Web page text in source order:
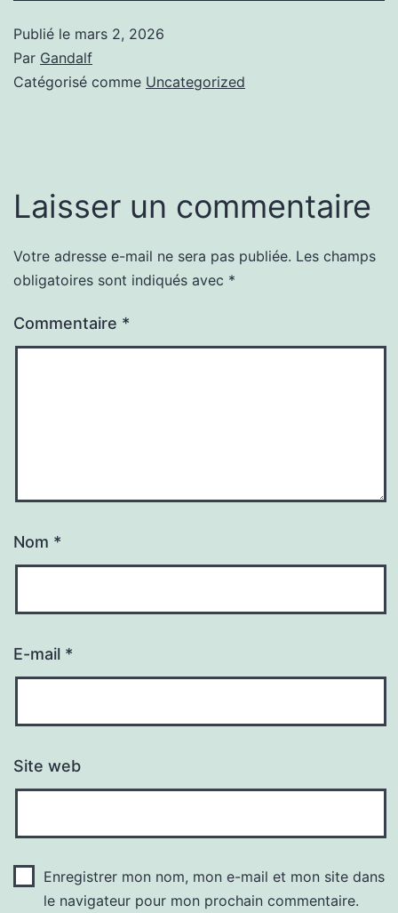
Publié le mars 2, 2026
Par Gandalf
Catégorisé comme Uncategorized
Laisser un commentaire
Votre adresse e-mail ne sera pas publiée. Les champs
obligatoires sont indiqués avec *
Commentaire *
Nom *
E-mail *
Site web
Enregistrer mon nom, mon e-mail et mon site dans
le navigateur pour mon prochain commentaire.